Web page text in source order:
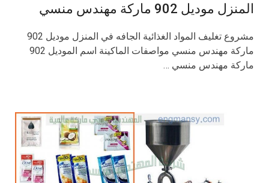
المنزل موديل 902 ماركة مهندس منسي
مشروع تغليف المواد الغذائية الجافه في المنزل موديل 902
ماركة مهندس منسي مواصفات الماكينة اسم الموديل 902
ماركة مهندس منسي …